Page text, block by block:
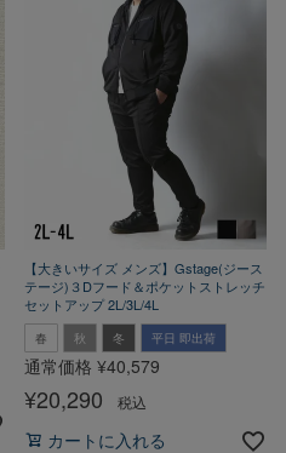
【大きいサイズ メンズ】Gstage(ジース
テージ)３Dフード＆ポケットストレッチ
セットアップ 2L/3L/4L
春 秋 冬 平日 即出荷
通常価格 ¥40,579
¥20,290 税込
カートに入れる